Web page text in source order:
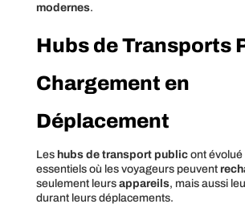
modernes.
Hubs de Transports
Chargement en
Déplacement
Les hubs de transport publicont évolué
essentiels où les voyageurs peuvent
seulement leurs appareils, mais aussi
durant leurs déplacements.